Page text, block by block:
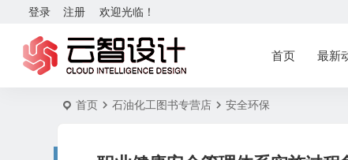
欢迎光临！
登录 注册
首页 最新
首页 石油化工图书专营店 安全环保